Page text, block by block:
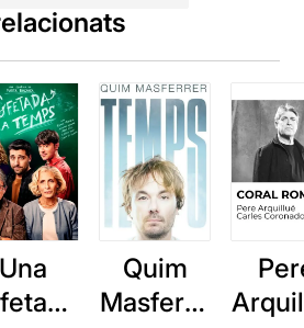
Una
Quim
Masferre